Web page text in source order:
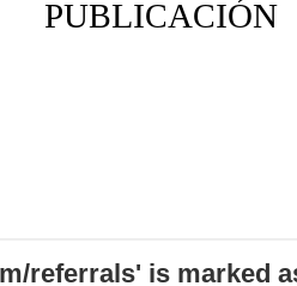
referrals' is marked